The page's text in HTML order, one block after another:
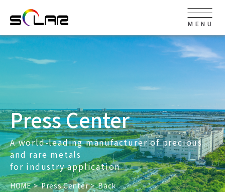
Press Center
A world-leading manufacturer of precious
and rare metals
for industry application
HOME Press Center Back
MENU